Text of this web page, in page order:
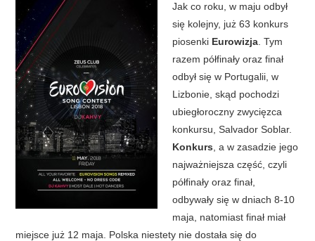
Jak co roku, w maju odbył
się kolejny, już 63 konkurs
piosenki Eurowizja . Tym
razem półfinały oraz finał
odbył się w Portugalii, w
Lizbonie, skąd pochodzi
ubiegłoroczny zwycięzca
konkursu, Salvador Soblar.
Konkurs , a w zasadzie jego
najważniejsza część, czyli
półfinały oraz finał,
odbywały się w dniach 8-10
maja, natomiast finał miał
miejsce już 12 maja. Polska niestety nie dostała się do